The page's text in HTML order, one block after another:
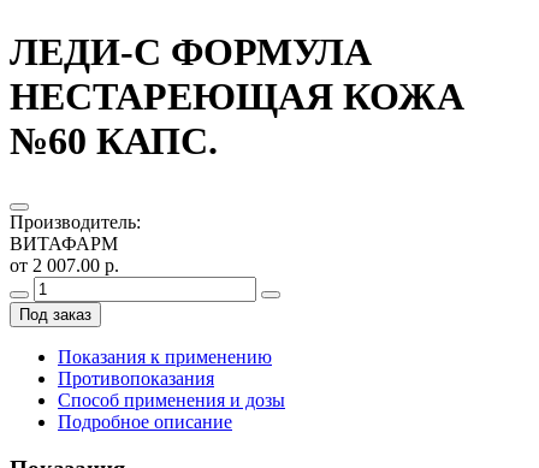
ЛЕДИ-С ФОРМУЛА
НЕСТАРЕЮЩАЯ КОЖА
№60 КАПС.
Производитель:
ВИТАФАРМ
от 2 007.00 р.
Под заказ
Показания к применению
Противопоказания
Способ применения и дозы
Подробное описание